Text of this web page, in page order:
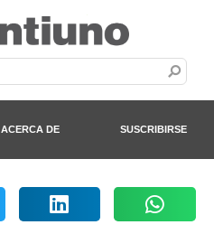
ACERCA DE SUSCRIBIRSE